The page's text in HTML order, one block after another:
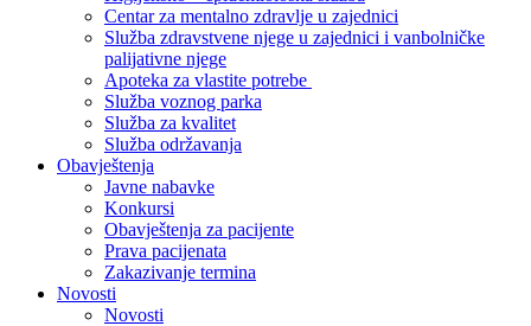
Centar za mentalno zdravlje u zajednici
Služba zdravstvene njege u zajednici i vanbolničke
palijativne njege
Apoteka za vlastite potrebe
Služba voznog parka
Služba za kvalitet
Služba održavanja
Obavještenja
Javne nabavke
Konkursi
Obavještenja za pacijente
Prava pacijenata
Zakazivanje termina
Novosti
Novosti